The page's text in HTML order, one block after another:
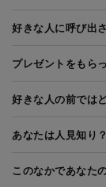
好きな人に呼び出
プレゼントをもら
好きな人の前では
あなたは人見知り？
このなかであなた